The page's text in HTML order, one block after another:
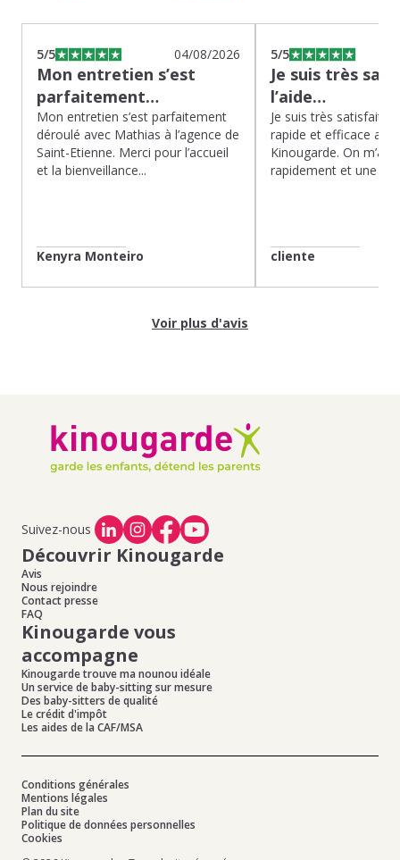
5/5 04/08/2026
Mon entretien s’est
parfaitement…
Mon entretien s’est parfaitement
déroulé avec Mathias à l’agence de
Saint-Etienne. Merci pour l’accueil
et la bienveillance...
Kenyra Monteiro
5/5
Je suis très
l’aide…
Je suis très satisfaite
rapide et efficace
Kinougarde. On m’a
rapidement et une
cliente
Voir plus d'avis
Suivez-nous
Découvrir Kinougarde
Avis
Nous rejoindre
Contact presse
FAQ
Kinougarde vous
accompagne
Kinougarde trouve ma nounou idéale
Un service de baby-sitting sur mesure
Des baby-sitters de qualité
Le crédit d'impôt
Les aides de la CAF/MSA
Conditions générales
Mentions légales
Plan du site
Politique de données personnelles
Cookies